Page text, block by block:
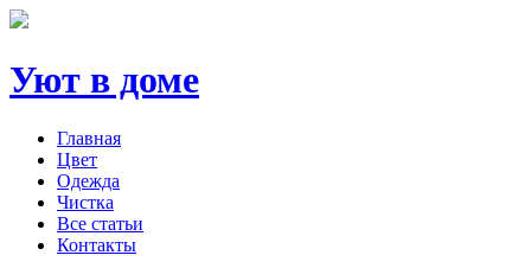
Уют в доме
Главная
Цвет
Одежда
Чистка
Все статьи
Контакты